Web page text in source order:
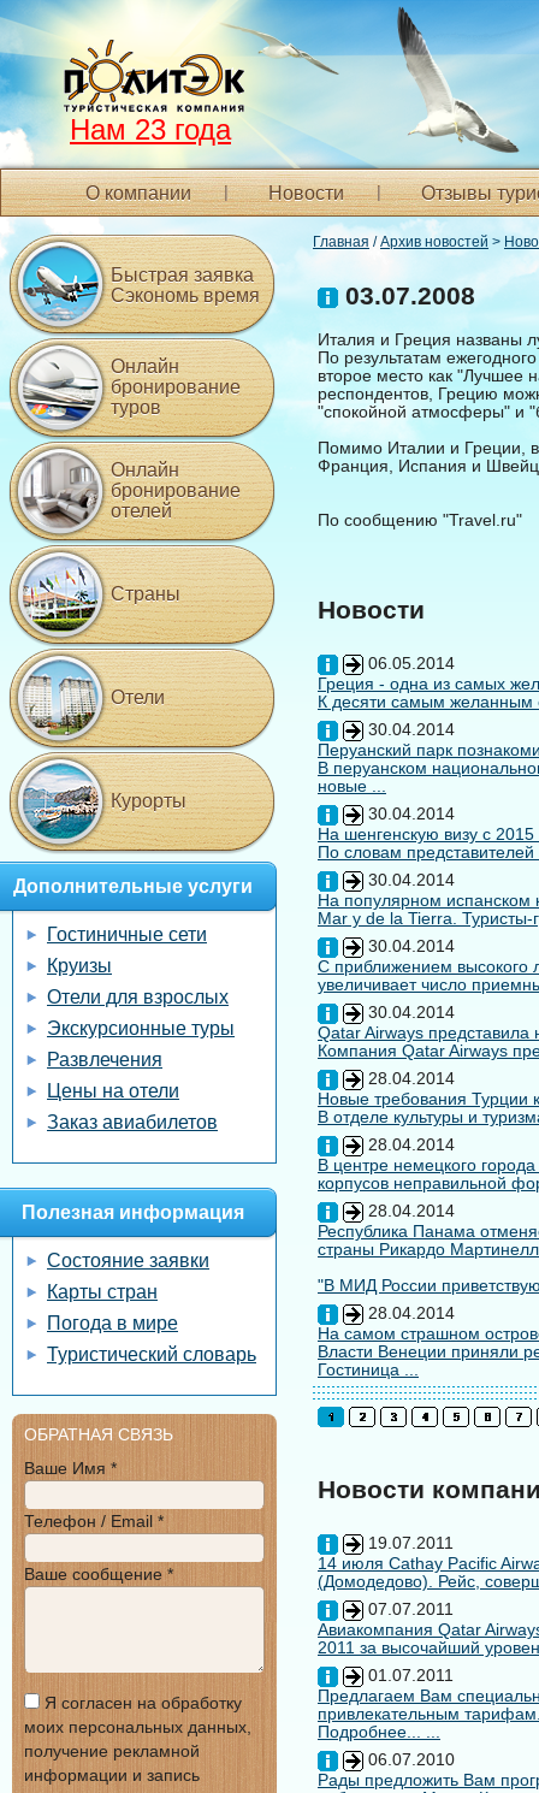
Нам 23 года
О компании Новости Отзывы
Главная /Архив новостей >
03.07.2008
Италия и Греция названы
По результатам
второе место как "Лучшее
респондентов, Грецию
"спокойной атмосферы" и
Помимо Италии и Греции,
Франция, Испания и
По сообщению "Travel.ru"
Новости
06.05.2014
Греция - одна из самых
К десяти самым желанным
30.04.2014
Перуанский парк
В перуанском
новые ...
30.04.2014
На шенгенскую визу с 2015
По словам
30.04.2014
На популярном испанском
Mar y de la Tierra. Туристы-
30.04.2014
С приближением высокого
увеличивает число
30.04.2014
Qatar Airways
Компания Qatar Airways
28.04.2014
Новые требования Турции
В отделе культуры и
28.04.2014
В центре немецкого
корпусов неправильной
28.04.2014
Республика Панама
страны Рикардо
"В МИД России
28.04.2014
На самом страшном
Власти Венеции приняли
Гостиница ...
Новости
19.07.2011
14 июля Cathay Pacific
(Домодедово). Рейс,
07.07.2011
Авиакомпания Qatar
2011 за высочайший
01.07.2011
Предлагаем Вам
привлекательным
Подробнее... ...
06.07.2010
Рады предложить Вам
Быстрая заявка
Сэкономь время
Онлайн
бронирование
туров
Онлайн
бронирование
отелей
Страны
Отели
Курорты
Дополнительные услуги
Гостиничные сети
Круизы
Отели для взрослых
Экскурсионные туры
Развлечения
Цены на отели
Заказ авиабилетов
Полезная информация
Состояние заявки
Карты стран
Погода в мире
Туристический словарь
ОБРАТНАЯ СВЯЗЬ
Ваше Имя *
Телефон / Email *
Ваше сообщение *
Я согласен на обработку
моих персональных данных,
получение рекламной
информации и запись